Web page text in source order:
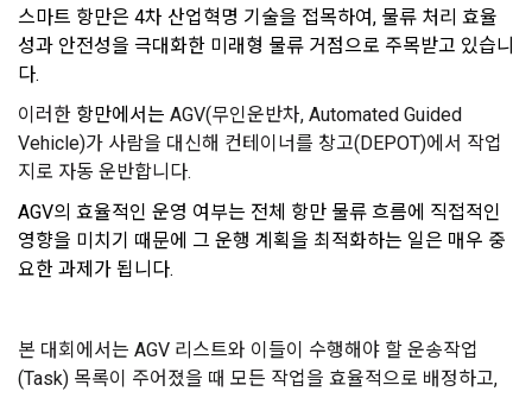
1."사이트"라 함은 "회사"가 서비스를 "회원"에게 제공하기 위하
여 컴퓨터 등 정보 통신 설비를 이용하여 설정한 가상의 영업장
2. "서비스"라 함은 “대회”, “교육”, “인재풀 등록” 등 사이트에서
제공하는 모든 서비스를 말한다. 그 외 "회사"가 운영하는 사이
트를 통해 개인이 등록한 자료를 DB화하여 각각의 목적에 맞게
분류, 가공, 집계하여 정보를 제공하는 서비스를 포함한다.
3. "개인회원"이라 함은 서비스를 이용하기 위하여 이 약관에 동
의하고 "회사"와 이용 계약을 체결한 개인을 말한다.
하여 본인의 개인정보와 프로젝트, 코드 등을 공유한 자로서, 채
용 의뢰 “기업회원”에게 개인정보, 프로젝트, 코드 등을 제공하
는 것에 동의한 “개인회원”을 말한다.
며, 필요에 따라 누구와 이를 공유(‘위탁 또는 제공’)하며, 이용목
적을 달성한 정보를 언제, 어떻게 파기 하는지 등 ‘개인정보의 한
정보주체로서 이용자는 자신의 개인정보에 대해 어떤 권리를 가
지고 있으며, 이를 어떤 방법과 절차로 행사할 수 있는지를 알려
드립니다. 또한, 법정대리인(부모 등)이 만14세 미만 아동의 개
인정보 보호를 위해 어떤 권리를 행사할 수 있는지도 함께 안내
합니다.
이미 발생한 피해를 복구하기 위해 누구에게 연락하여 어떤 도
움을 받을 수 있는지 알려 드립니다.
에 제한이 되지 않습니다.
단, 할인, 이벤트 및 이용자 맞춤형 상품 추천 등의 마케팅 정보
2. 미동의 시 불이익 사항
는 동의 거부 하시더라도 서비스 이용에 제한되지 않습니다.
단, 할인, 이벤트 및 이용자 맞춤형 상품 추천 등의 마케팅 정보
안내 서비스가 제한됩니다.
3. 서비스 정보 수신 동의 철회
DACON에서 제공하는 마케팅 정보를 원하지 않을 경우 ‘홈>계
스마트 항만은 4차 산업혁명 기술을 접목하여, 물류 처리 효율
성과 안전성을 극대화한 미래형 물류 거점으로 주목받고 있습니
다.
이러한 항만에서는 AGV(무인운반차, Automated Guided
Vehicle)가 사람을 대신해 컨테이너를 창고(DEPOT)에서 작업
지로 자동 운반합니다.
AGV의 효율적인 운영 여부는 전체 항만 물류 흐름에 직접적인
영향을 미치기 때문에 그 운행 계획을 최적화하는 일은 매우 중
요한 과제가 됩니다.
본 대회에서는 AGV 리스트와 이들이 수행해야 할 운송작업
(Task) 목록이 주어졌을 때 모든 작업을 효율적으로 배정하고,